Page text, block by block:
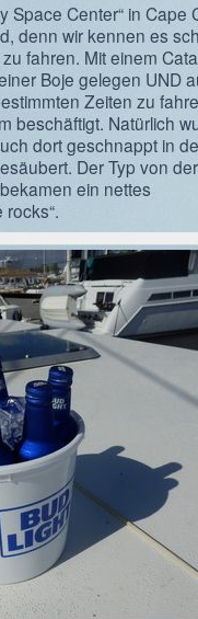
Space Center“ in Cape
denn wir kennen es
fahren. Mit einem
Boje gelegen UND
Zeiten zu
beschäftigt. Natürlich
dort geschnappt in
Der Typ von der
ein nettes